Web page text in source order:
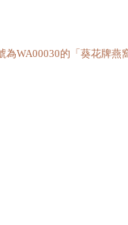
WA00030的「葵花牌